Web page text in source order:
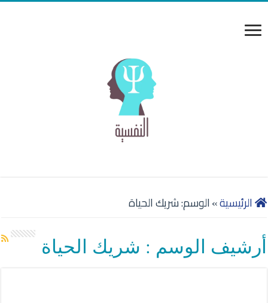
الرئيسية»الوسم:شريك الحياة
أرشيف الوسم : شريك الحياة